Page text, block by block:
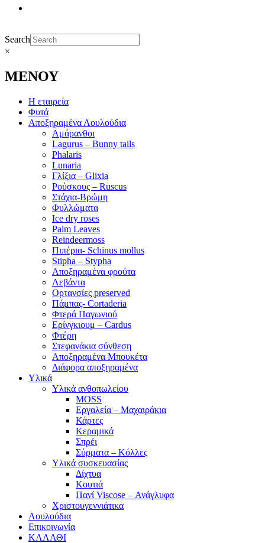
Search
×
ΜΕΝΟΥ
Η εταιρεία
Φυτά
Αποξηραμένα Λουλούδια
Αμάρανθοι
Lagurus – Bunny tails
Phalaris
Lunaria
Γλίξια – Glixia
Ρούσκους – Ruscus
Στάχια-Βρώμη
Φυλλώματα
Ice dry roses
Palm Leaves
Reindeermoss
Πιπέρια- Schinus mollus
Stipha – Stypha
Αποξηραμένα φρούτα
Λεβάντα
Ορτανσίες preserved
Πάμπας- Cortaderia
Φτερά Παγωνιού
Ερίνγκιουμ – Cardus
Φτέρη
Στεφανάκια σύνθεση
Αποξηραμένα Μπουκέτα
Διάφορα αποξηραμένα
Υλικά
Υλικά ανθοπωλείου
MOSS
Εργαλεία – Μαχαιράκια
Κάρτες
Κεραμικά
Σπρέι
Σύρματα – Κόλλες
Υλικά συσκευασίας
Δίχτυα
Κουτιά
Πανί Viscose – Ανάγλυφα
Χριστουγεννιάτικα
Λουλούδια
Επικοινωνία
ΚΑΛΑΘΙ